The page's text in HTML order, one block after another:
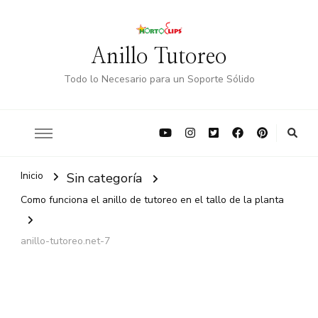
Anillo Tutoreo
Todo lo Necesario para un Soporte Sólido
Inicio Sin categoría
Como funciona el anillo de tutoreo en el tallo de la planta
anillo-tutoreo.net-7